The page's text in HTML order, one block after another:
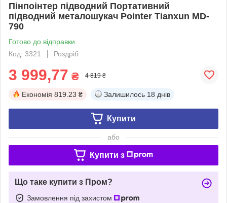
Пінпоінтер підводний Портативний
підводний металошукач Рointer Tianxun MD-
790
Готово до відправки
Код: 3321
Роздріб
3 999,77 ₴ 4 819 ₴
Економія 819.23 ₴ Залишилось 18 днів
Купити
або
Купити з
Що таке купити з Пром?
Замовлення під захистом